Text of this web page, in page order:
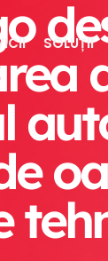
SOLUȚII